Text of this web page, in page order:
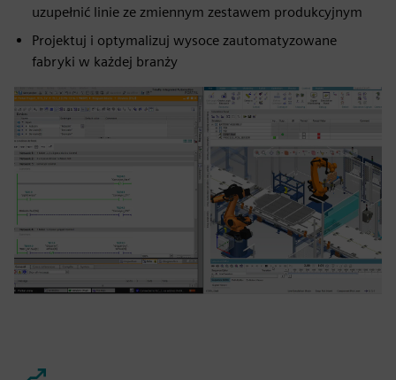
uzupełnić linie ze zmiennym zestawem produkcyjnym
Projektuj i optymalizuj wysoce zautomatyzowane
fabryki w każdej branży